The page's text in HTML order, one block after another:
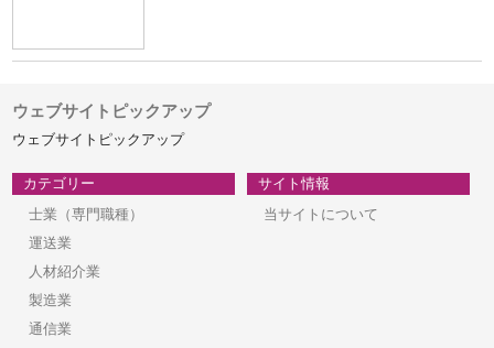
ウェブサイトピックアップ
ウェブサイトピックアップ
カテゴリー
士業（専門職種）
運送業
人材紹介業
製造業
通信業
サイト情報
当サイトについて